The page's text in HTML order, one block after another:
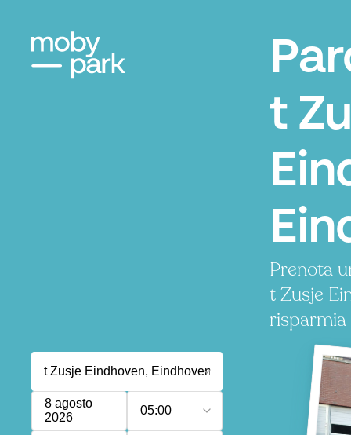
t
Prenota
t Zusje
risparmia
8 agosto
2026
05:00